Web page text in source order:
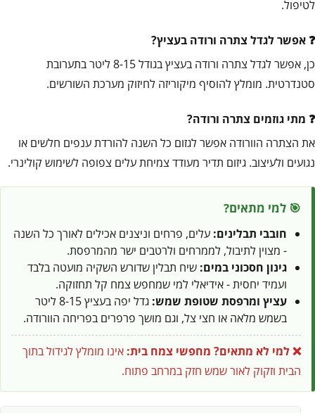
לטיפול.
אפשר לגדל צתרה ורודה בעציץ?
כן, אפשר לגדל צתרה ורודה בעציץ בגודל 8-15 ליטר בתערובת
סטנדרטית. מומלץ להוסיף מיקוריזה לחיזוק מערכת השורשים.
מתי גוזמים צתרה ורודה?
את הצתרה הוורודה אפשר לגזום כל השנה להורדת ענפים חלשים או
נגועים ולעיצוב. גיזום תדיר מעודד צמיחת עלים צפופה לשימוש קולינרי.
🎯 למי מתאים?
חובבי תבלינים: עלים, פרחים וניצנים אכילים לאורך כל השנה
- מצוין לתיבול, לממרחים ולרטבים ישר מהמרפסת.
גינון חסכוני במים: שיח תבלין שדורש השקיה מועטה בלבד
ועמיד יחסית - אידיאלי למי שמחפש צמח קל תחזוקה.
עציץ ומרפסת שטופת שמש:
גדל יפה בעציץ 8-15 ליטר
בשמש מלאה או חצי צל, וגם מושך פרפרים בפריחה הוורודה.
❌ למי לא מתאים? מחפשי צמח בית: אינו מומלץ לגידול בתוך
הבית וזקוק לאור שמש חזק במרחב פתוח.